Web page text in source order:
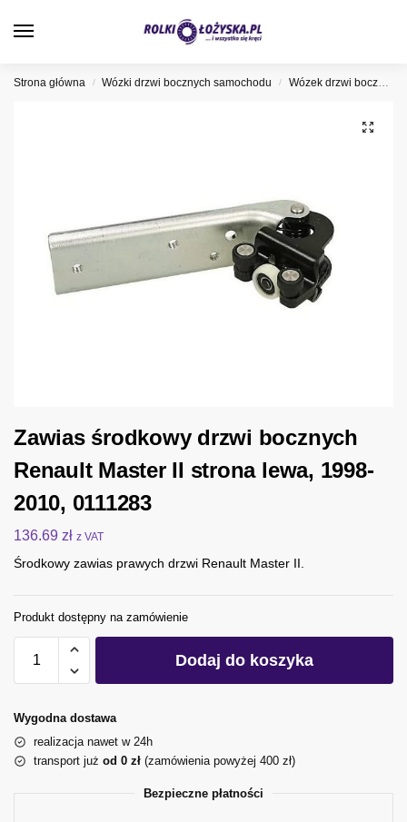
Strona główna / Wózki drzwi bocznych samochodu / Wózek drzwi bocznych Renault
Zawias środkowy drzwi bocznych
Renault Master II strona lewa, 1998-
2010, 0111283
136.69 zł z VAT
Środkowy zawias prawych drzwi Renault Master II.
Produkt dostępny na zamówienie
Dodaj do koszyka
Wygodna dostawa
realizacja nawet w 24h
transport już od 0 zł (zamówienia powyżej 400 zł)
Bezpieczne płatności